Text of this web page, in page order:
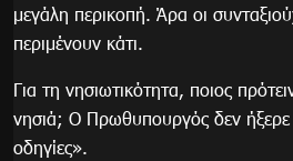
μεγάλη περικοπή. Άρα οι
περιμένουν κάτι.
Για τη νησιωτικότητα, ποιος
νησιά; Ο Πρωθυπουργός δεν ήξερε
οδηγίες».